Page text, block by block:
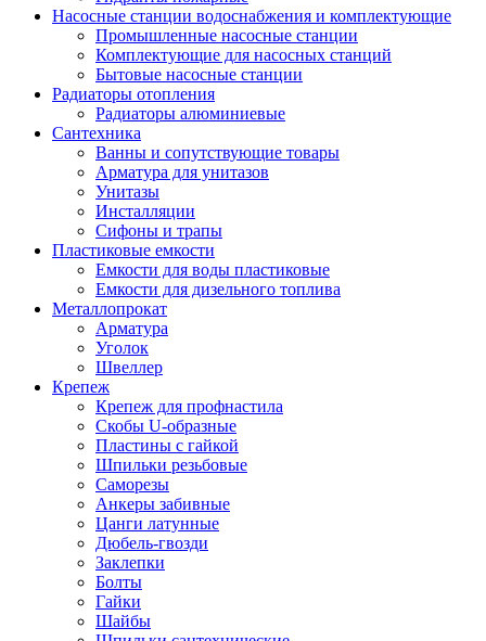
Насосные станции водоснабжения и комплектующие
Промышленные насосные станции
Комплектующие для насосных станций
Бытовые насосные станции
Радиаторы отопления
Радиаторы алюминиевые
Сантехника
Ванны и сопутствующие товары
Арматура для унитазов
Унитазы
Инсталляции
Сифоны и трапы
Пластиковые емкости
Емкости для воды пластиковые
Емкости для дизельного топлива
Металлопрокат
Арматура
Уголок
Швеллер
Крепеж
Крепеж для профнастила
Скобы U-образные
Пластины с гайкой
Шпильки резьбовые
Саморезы
Анкеры забивные
Цанги латунные
Дюбель-гвозди
Заклепки
Болты
Гайки
Шайбы